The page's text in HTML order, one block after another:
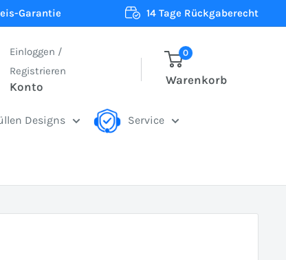
Garantie 14 Tage Rückgaberecht
Einloggen /
Registrieren
Konto
0
Warenkorb
Designs Service